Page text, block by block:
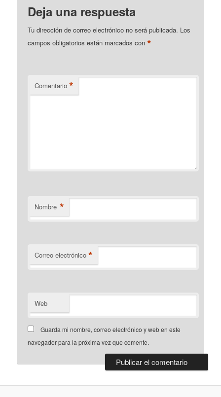
Deja una respuesta
Tu dirección de correo electrónico no será publicada. Los
campos obligatorios están marcados con*
Comentario *
Nombre *
Correo electrónico *
Web
Guarda mi nombre, correo electrónico y web en este
navegador para la próxima vez que comente.